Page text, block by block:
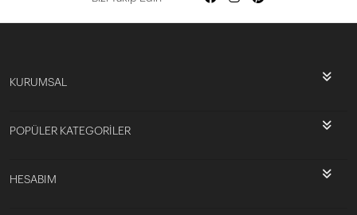
KURUMSAL
POPÜLER KATEGORİLER
HESABIM